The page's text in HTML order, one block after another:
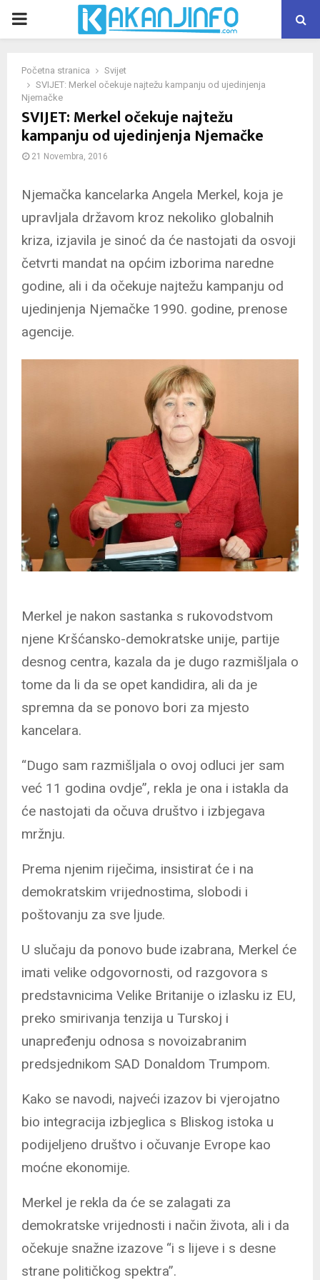
PRIMARY
Početna stranica
Svijet
SVIJET: Merkel očekuje najtežu kampanju od ujedinjenja
Njemačke
SVIJET: Merkel očekuje najtežu
kampanju od ujedinjenja Njemačke
21 Novembra, 2016
Njemačka kancelarka Angela Merkel, koja je
upravljala državom kroz nekoliko globalnih
kriza, izjavila je sinoć da će nastojati da osvoji
četvrti mandat na općim izborima naredne
godine, ali i da očekuje najtežu kampanju od
ujedinjenja Njemačke 1990. godine, prenose
agencije.
Merkel je nakon sastanka s rukovodstvom
njene Kršćansko-demokratske unije, partije
desnog centra, kazala da je dugo razmišljala o
tome da li da se opet kandidira, ali da je
spremna da se ponovo bori za mjesto
kancelara.
“Dugo sam razmišljala o ovoj odluci jer sam
već 11 godina ovdje”, rekla je ona i istakla da
će nastojati da očuva društvo i izbjegava
mržnju.
Prema njenim riječima, insistirat će i na
demokratskim vrijednostima, slobodi i
poštovanju za sve ljude.
U slučaju da ponovo bude izabrana, Merkel će
imati velike odgovornosti, od razgovora s
predstavnicima Velike Britanije o izlasku iz EU,
preko smirivanja tenzija u Turskoj i
unapređenju odnosa s novoizabranim
predsjednikom SAD Donaldom Trumpom.
Kako se navodi, najveći izazov bi vjerojatno
bio integracija izbjeglica s Bliskog istoka u
podijeljeno društvo i očuvanje Evrope kao
moćne ekonomije.
Merkel je rekla da će se zalagati za
demokratske vrijednosti i način života, ali i da
očekuje snažne izazove “i s lijeve i s desne
strane političkog spektra”.